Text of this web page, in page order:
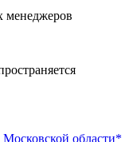
менеджеров
области*